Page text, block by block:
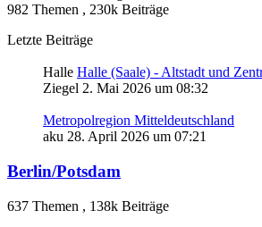
982 Themen , 230k Beiträge
Letzte Beiträge
Halle Halle (Saale) - Altstadt und
Ziegel 2. Mai 2026 um 08:32
Metropolregion Mitteldeutschland
aku 28. April 2026 um 07:21
Berlin/Potsdam
637 Themen , 138k Beiträge